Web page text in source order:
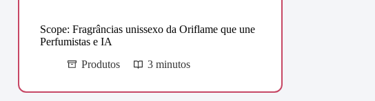
Scope: Fragrâncias unissexo da Oriflame que une
Perfumistas e IA
Produtos
3 minutos